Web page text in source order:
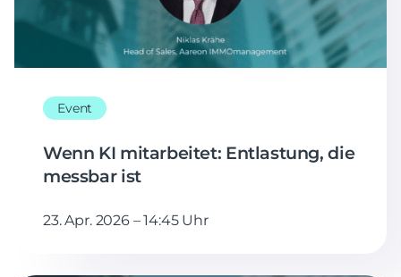
Event
Wenn KI mitarbeitet: Entlastung, die
messbar ist
23. Apr. 2026 – 14:45 Uhr